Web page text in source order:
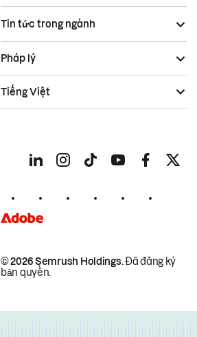
Tin tức trong ngành
© 2026 Semrush Holdings.Đã đăng ký
bản quyền.
Pháp lý
Tiếng Việt